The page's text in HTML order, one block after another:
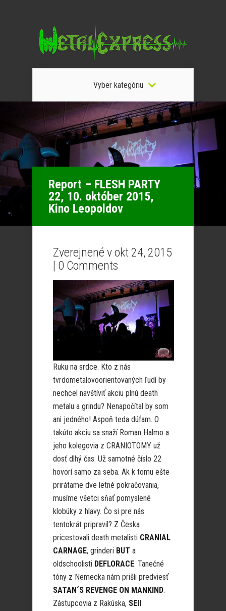
Vyber kategóriu
Report – FLESH PARTY
22, 10. október 2015,
Kino Leopoldov
Zverejnené v okt 24, 2015
| 0 Comments
Ruku na srdce. Kto z nás
tvrdometalovoorientovaných ľudí by
nechcel navštíviť akciu plnú death
metalu a grindu? Nenapočítal by som
ani jedného! Aspoň teda dúfam. O
takúto akciu sa snaží Roman Halmo a
jeho kolegovia z CRANIOTOMY už
dosť dlhý čas. Už samotné číslo 22
hovorí samo za seba. Ak k tomu ešte
prirátame dve letné pokračovania,
musíme všetci sňať pomyslené
klobúky z hlavy. Čo si pre nás
tentokrát pripravil? Z Česka
pricestovali death metalisti CRANIAL
CARNAGE, grinderi BUT a
oldschoolisti DEFLORACE. Tanečné
tóny z Nemecka nám prišli predviesť
SATAN´S REVENGE ON MANKIND.
Zástupcovia z Rakúska, SEII